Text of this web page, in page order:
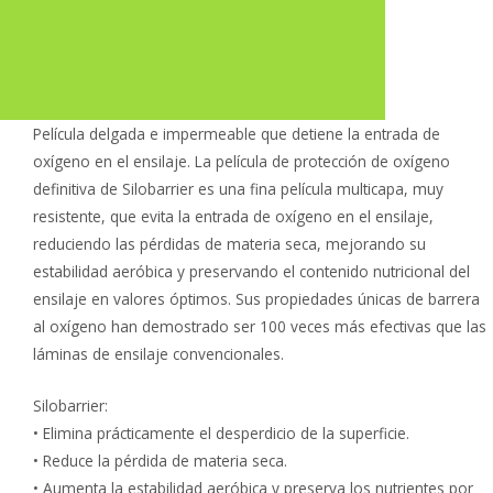
Película delgada e impermeable que detiene la entrada de
oxígeno en el ensilaje. La película de protección de oxígeno
definitiva de Silobarrier es una fina película multicapa, muy
resistente, que evita la entrada de oxígeno en el ensilaje,
reduciendo las pérdidas de materia seca, mejorando su
estabilidad aeróbica y preservando el contenido nutricional del
ensilaje en valores óptimos. Sus propiedades únicas de barrera
al oxígeno han demostrado ser 100 veces más efectivas que las
láminas de ensilaje convencionales.
Silobarrier:
• Elimina prácticamente el desperdicio de la superficie.
• Reduce la pérdida de materia seca.
• Aumenta la estabilidad aeróbica y preserva los nutrientes por